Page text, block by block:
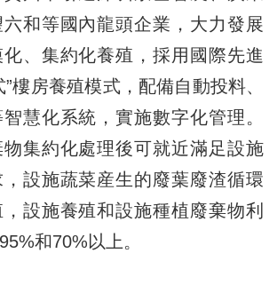
和等國內龍頭企業，大力發展
、集約化養殖，採用國際先進
樓房養殖模式，配備自動投料、
慧化系統，實施數字化管理。
集約化處理後可就近滿足設施
設施蔬菜産生的廢葉廢渣循環
設施養殖和設施種植廢棄物利
和70%以上。